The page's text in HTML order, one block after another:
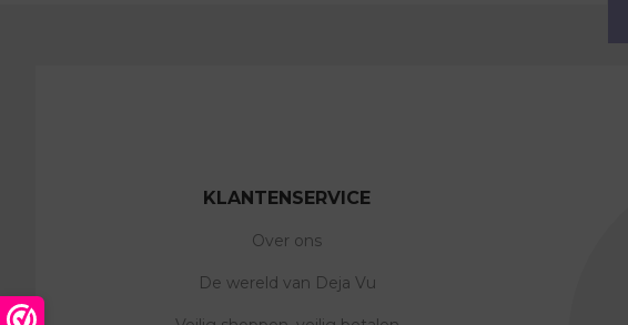
KLANTENSERVICE
Over ons
De wereld van Deja Vu